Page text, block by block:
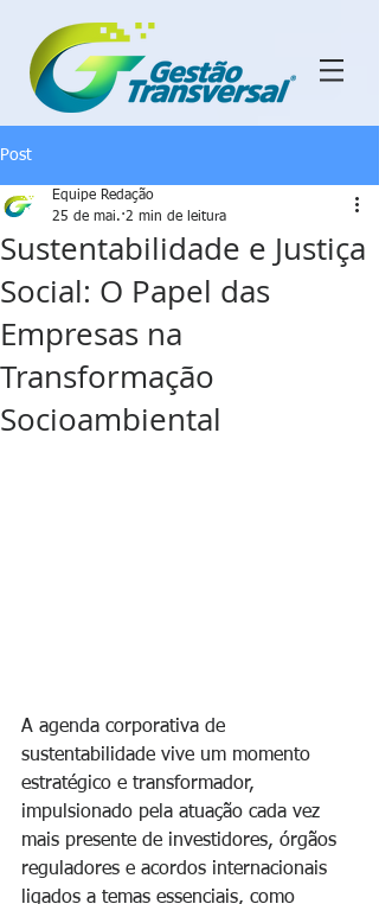
Post
Sustentabilidade e Justiça
Social: O Papel das
Empresas na
Transformação
Socioambiental
Equipe Redação
25 de mai. 2 min de leitura
A agenda corporativa de
sustentabilidade vive um momento
estratégico e transformador,
impulsionado pela atuação cada vez
mais presente de investidores, órgãos
reguladores e acordos internacionais
ligados a temas essenciais, como